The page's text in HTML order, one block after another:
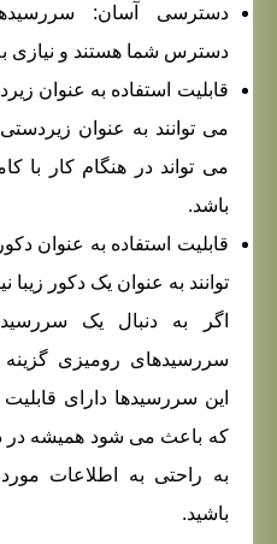
دسترسی آسان:
دسترس شما هستند و نیازی
قابلیت استفاده به عنوان
می توانند به عنوان
می تواند در هنگام کار با
باشد.
قابلیت استفاده به عنوان
توانند به عنوان یک دکور زیبا
اگر به دنبال یک
سررسیدهای رومیزی
این سررسیدها دارای
که باعث می شود همیشه در
به راحتی به اطلاعات
باشید.